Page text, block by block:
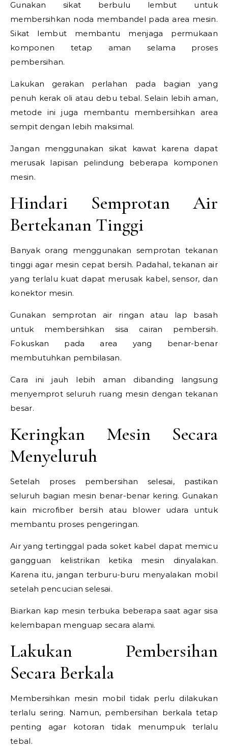
Gunakan sikat berbulu lembut untuk
membersihkan noda membandel pada area mesin.
Sikat lembut membantu menjaga permukaan
komponen tetap aman selama proses
pembersihan.
Lakukan gerakan perlahan pada bagian yang
penuh kerak oli atau debu tebal. Selain lebih aman,
metode ini juga membantu membersihkan area
sempit dengan lebih maksimal.
Jangan menggunakan sikat kawat karena dapat
merusak lapisan pelindung beberapa komponen
mesin.
Hindari Semprotan Air
Bertekanan Tinggi
Banyak orang menggunakan semprotan tekanan
tinggi agar mesin cepat bersih. Padahal, tekanan air
yang terlalu kuat dapat merusak kabel, sensor, dan
konektor mesin.
Gunakan semprotan air ringan atau lap basah
untuk membersihkan sisa cairan pembersih.
Fokuskan pada area yang benar-benar
membutuhkan pembilasan.
Cara ini jauh lebih aman dibanding langsung
menyemprot seluruh ruang mesin dengan tekanan
besar.
Keringkan Mesin Secara
Menyeluruh
Setelah proses pembersihan selesai, pastikan
seluruh bagian mesin benar-benar kering. Gunakan
kain microfiber bersih atau blower udara untuk
membantu proses pengeringan.
Air yang tertinggal pada soket kabel dapat memicu
gangguan kelistrikan ketika mesin dinyalakan.
Karena itu, jangan terburu-buru menyalakan mobil
setelah pencucian selesai.
Biarkan kap mesin terbuka beberapa saat agar sisa
kelembapan menguap secara alami.
Lakukan Pembersihan
Secara Berkala
Membersihkan mesin mobil tidak perlu dilakukan
terlalu sering. Namun, pembersihan berkala tetap
penting agar kotoran tidak menumpuk terlalu
tebal.